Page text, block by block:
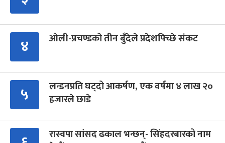
४ ओली-प्रचण्डको तीन बुँदेले प्रदेशपिच्छे संकट
५
लन्डनप्रति घट्दो आकर्षण, एक वर्षमा ४ लाख २०
हजारले छाडे
रास्वपा सांसद ढकाल भन्छन्- सिंहदरबारको नाम